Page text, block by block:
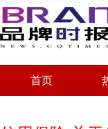
首页